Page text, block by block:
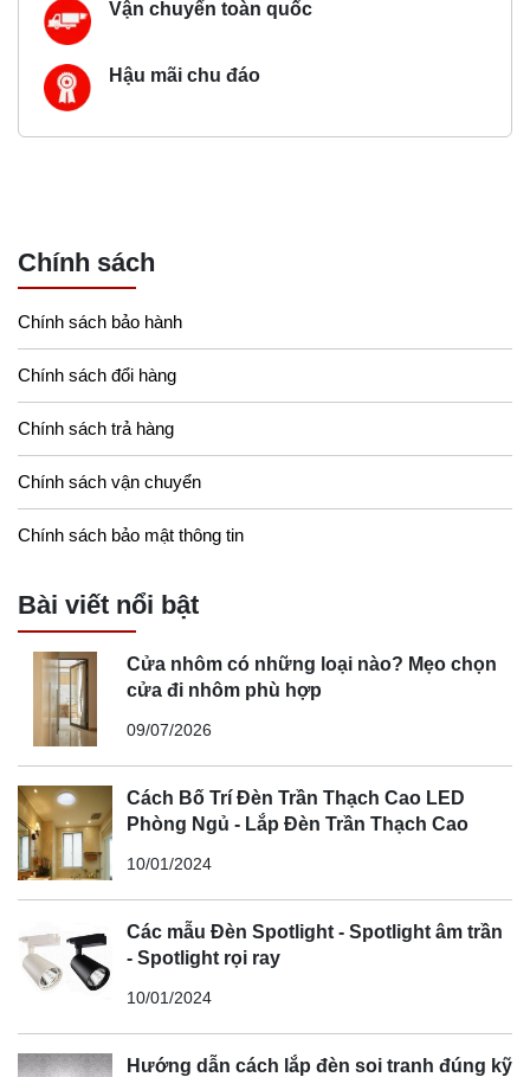
Vận chuyển toàn quốc
Hậu mãi chu đáo
Chính sách
Chính sách bảo hành
Chính sách đổi hàng
Chính sách trả hàng
Chính sách vận chuyển
Chính sách bảo mật thông tin
Bài viết nổi bật
Cửa nhôm có những loại nào? Mẹo chọn
cửa đi nhôm phù hợp
09/07/2026
Cách Bố Trí Đèn Trần Thạch Cao LED
Phòng Ngủ - Lắp Đèn Trần Thạch Cao
10/01/2024
Các mẫu Đèn Spotlight - Spotlight âm trần
- Spotlight rọi ray
10/01/2024
Hướng dẫn cách lắp đèn soi tranh đúng kỹ